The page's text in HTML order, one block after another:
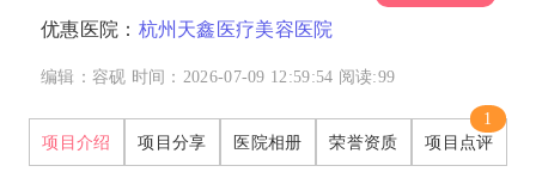
优惠医院： 杭州天鑫医疗美容医院
编辑：容砚 时间：2026-07-09 12:59:54 阅读:99
项目介绍 项目分享 医院相册 荣誉资质 项目点评
1